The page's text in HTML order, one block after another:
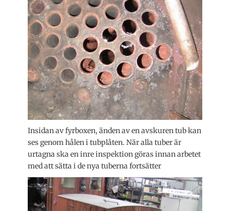
Insidan av fyrboxen, änden av en avskuren tub kan
ses genom hålen i tubplåten. När alla tuber är
urtagna ska en inre inspektion göras innan arbetet
med att sätta i de nya tuberna fortsätter